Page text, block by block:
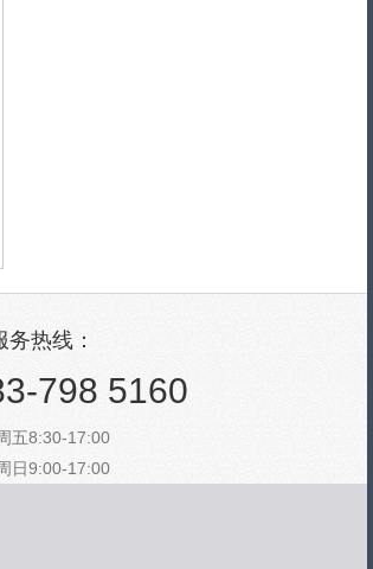
务热线：
798 5160
五8:30-17:00
日9:00-17:00